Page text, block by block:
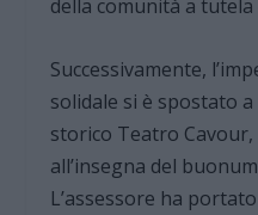
della comunità a
Successivamente,
solidale si è spostato a
storico Teatro
all’insegna del
L’assessore ha